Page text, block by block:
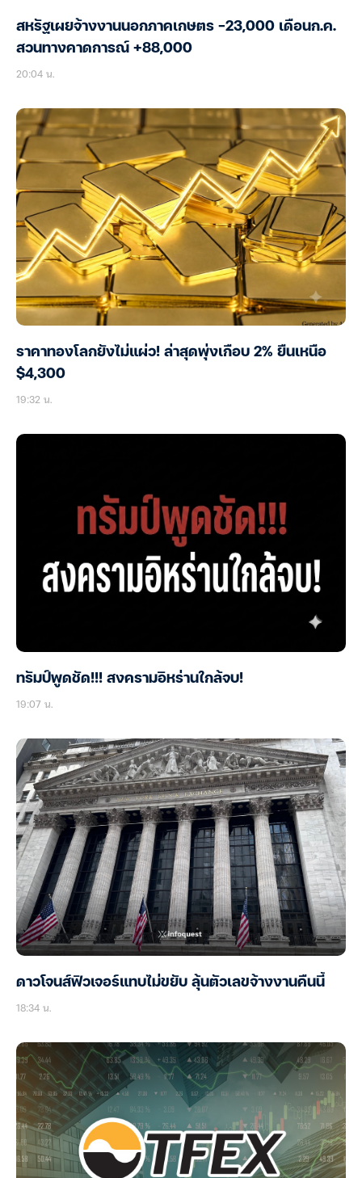
สหรัฐเผยจ้างงานนอกภาคเกษตร -23,000 เดือนก.ค.
สวนทางคาดการณ์ +88,000
20:04 น.
ราคาทองโลกยังไม่แผ่ว! ล่าสุดพุ่งเกือบ 2% ยืนเหนือ
$4,300
19:32 น.
ทรัมป์พูดชัด!!! สงครามอิหร่านใกล้จบ!
19:07 น.
ดาวโจนส์ฟิวเจอร์แทบไม่ขยับ ลุ้นตัวเลขจ้างงานคืนนี้
18:34 น.